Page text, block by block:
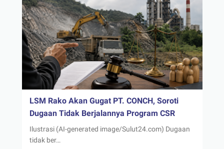
LSM Rako Akan Gugat PT. CONCH, Soroti
Dugaan Tidak Berjalannya Program CSR
Ilustrasi (AI-generated image/Sulut24.com) Dugaan
tidak ber…